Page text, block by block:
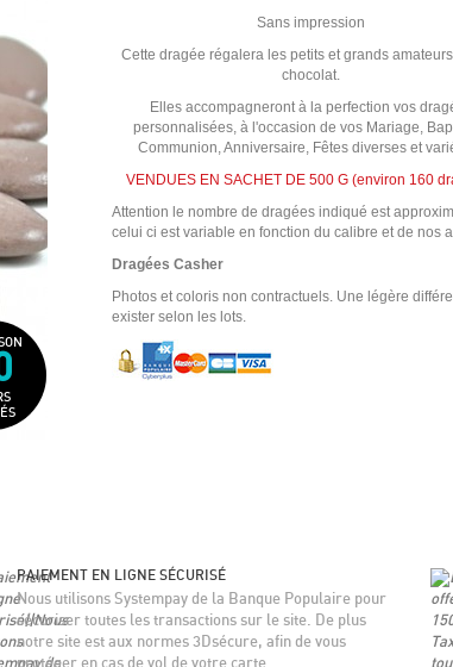
Sans impression
Cette dragée régalera les petits et grands
chocolat.
Elles accompagneront à la perfection vos
personnalisées, à l'occasion de vos Mariage,
Communion, Anniversaire, Fêtes diverses et
VENDUES EN SACHET DE 500 G (environ 160
Attention le nombre de dragées indiqué est
celui ci est variable en fonction du calibre et de nos
Dragées Casher
Photos et coloris non contractuels. Une légère
exister selon les lots.
PAIEMENT EN LIGNE SÉCURISÉ
Nous utilisons Systempay de la Banque Populaire pour
sécuriser toutes les transactions sur le site. De plus
notre site est aux normes 3Dsécure, afin de vous